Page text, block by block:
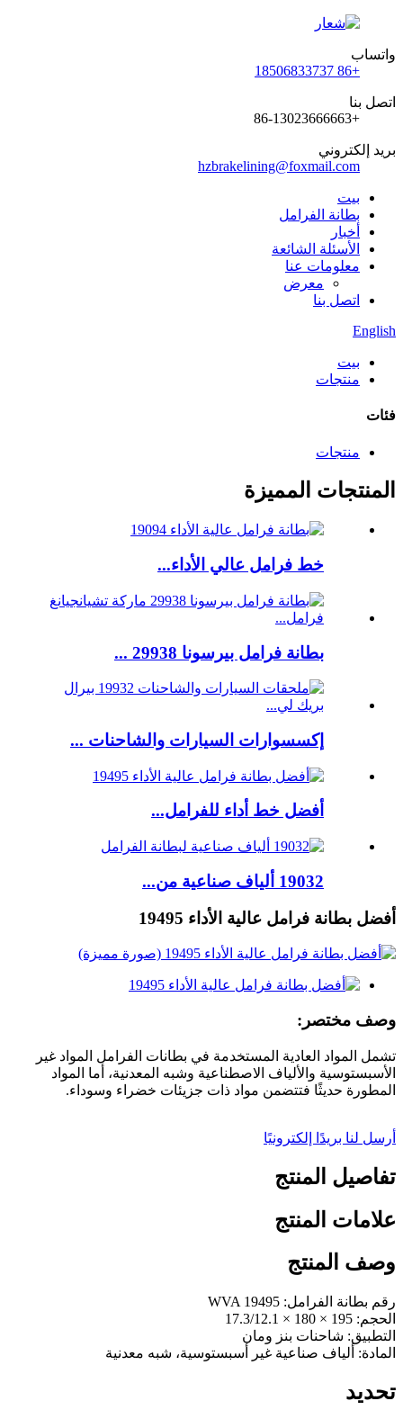
واتساب
+86 18506833737
اتصل بنا
+86-13023666663
بريد إلكتروني
hzbrakelining@foxmail.com
بيت
بطانة الفرامل
أخبار
الأسئلة الشائعة
معلومات عنا
معرض
اتصل بنا
English
بيت
منتجات
فئات
منتجات
المنتجات المميزة
خط فرامل عالي الأداء...
بطانة فرامل بيرسونا 29938 ...
إكسسوارات السيارات والشاحنات ...
أفضل خط أداء للفرامل...
19032 ألياف صناعية من...
أفضل بطانة فرامل عالية الأداء 19495
وصف مختصر:
تشمل المواد العادية المستخدمة في بطانات الفرامل المواد غير
الأسبستوسية والألياف الاصطناعية وشبه المعدنية، أما المواد
المطورة حديثًا فتتضمن مواد ذات جزيئات خضراء وسوداء.
أرسل لنا بريدًا إلكترونيًا
تفاصيل المنتج
علامات المنتج
وصف المنتج
رقم بطانة الفرامل: WVA 19495
الحجم: 195 × 180 × 17.3/12.1
التطبيق: شاحنات بنز ومان
المادة: ألياف صناعية غير أسبستوسية، شبه معدنية
تحديد